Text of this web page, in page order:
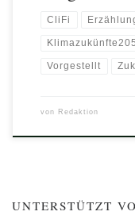
CliFi
Vorgestellt
von Redaktion
UNTERSTÜTZT